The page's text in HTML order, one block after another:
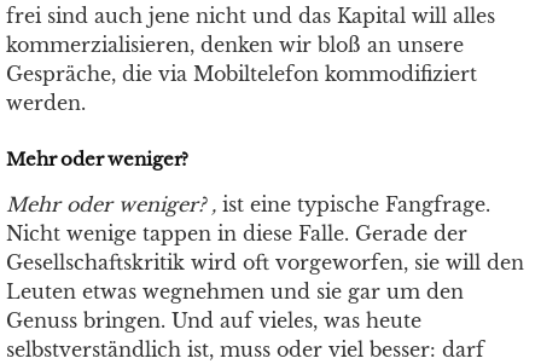
frei sind auch jene nicht und das Kapital will alles
kommerzialisieren, denken wir bloß an unsere
Gespräche, die via Mobiltelefon kommodifiziert
werden.
Mehr oder weniger?
Mehr oder weniger? , ist eine typische Fangfrage.
Nicht wenige tappen in diese Falle. Gerade der
Gesellschaftskritik wird oft vorgeworfen, sie will den
Leuten etwas wegnehmen und sie gar um den
Genuss bringen. Und auf vieles, was heute
selbstverständlich ist, muss oder viel besser: darf